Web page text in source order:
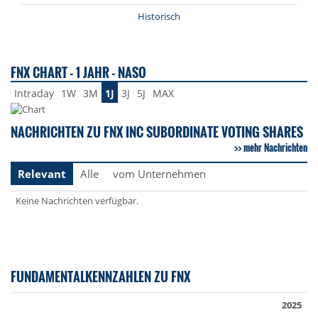
Historisch
FNX CHART - 1 JAHR - NASO
Intraday 1W 3M 1J 3J 5J MAX
NACHRICHTEN ZU FNX INC SUBORDINATE VOTING SHARES
mehr Nachrichten
Relevant
Alle vom Unternehmen
Keine Nachrichten verfügbar.
FUNDAMENTALKENNZAHLEN ZU FNX
2025